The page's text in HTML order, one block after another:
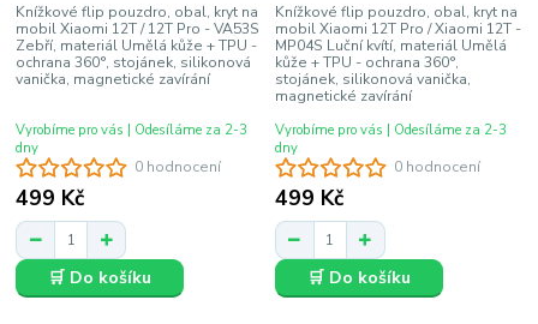
0 hodnocení
Knížkové flip pouzdro, obal, kryt na
mobil Xiaomi 12T / 12T Pro - VA53S
Zebří, materiál Umělá kůže + TPU -
ochrana 360°, stojánek, silikonová
vanička, magnetické zavírání
499 Kč
Vyrobíme pro vás | Odesíláme za 2-3
dny
🛒 Do košíku
0 hodnocení
Knížkové flip pouzdro, obal, kryt na
mobil Xiaomi 12T Pro / Xiaomi 12T -
MP04S Luční kvítí, materiál Umělá
kůže + TPU - ochrana 360°,
stojánek, silikonová vanička,
magnetické zavírání
499 Kč
Vyrobíme pro vás | Odesíláme za 2-3
dny
🛒 Do košíku